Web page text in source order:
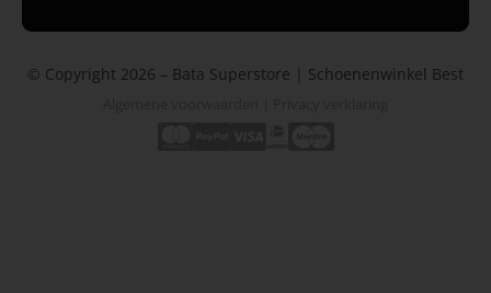
© Copyright 2026 – Bata Superstore | Schoenenwinkel Best